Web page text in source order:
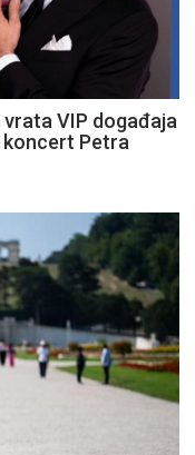
VIP događaja
koncert Petra